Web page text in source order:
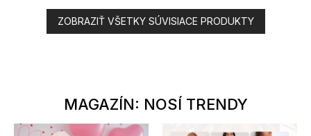
ZOBRAZIŤ VŠETKY SÚVISIACE PRODUKTY
MAGAZÍN: NOSÍ TRENDY